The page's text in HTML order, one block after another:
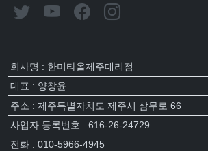
회사명 : 한미타올제주대리점
대표 : 양창윤
주소 : 제주특별자치도 제주시 삼무로 66
사업자 등록번호 : 616-26-24729
전화 : 010-5966-4945